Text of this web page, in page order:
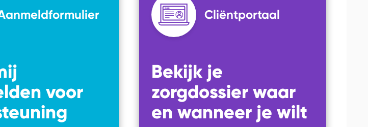
voor
Cliëntportaal
Bekijk je
zorgdossier waar
en wanneer je wilt